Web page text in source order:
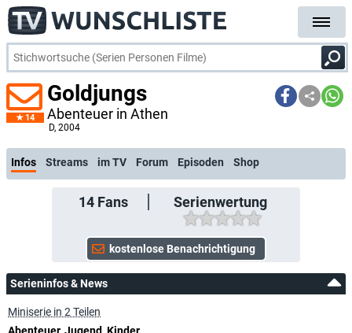
14
Goldjungs
Abenteuer in Athen
D, 2004
kostenlose E-Mail-Be
Infos Streams im TV Forum Episoden Shop
14Fans Serienwertung
Serieninfos & News
Miniserie in 2 Teilen